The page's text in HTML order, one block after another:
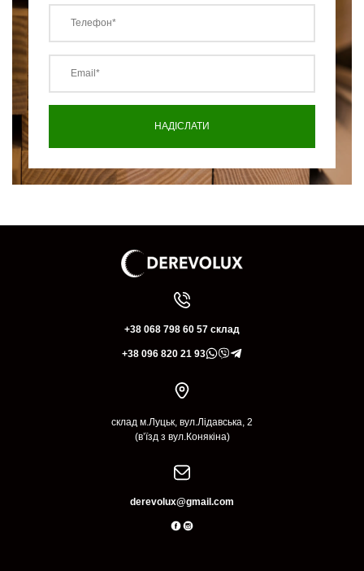
+38 068 798 60 57 склад
+38 096 820 21 93
склад м.Луцьк, вул.Лідавська, 2
(в’їзд з вул.Конякіна)
derevolux@gmail.com